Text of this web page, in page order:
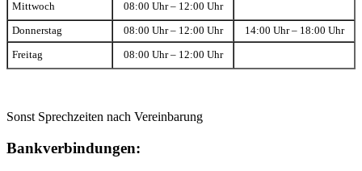
Mittwoch 08:00 Uhr – 12:00 Uhr
Donnerstag 08:00 Uhr – 12:00 Uhr 14:00 Uhr – 18:00 Uhr
Freitag 08:00 Uhr – 12:00 Uhr
Sonst Sprechzeiten nach Vereinbarung
Bankverbindungen: